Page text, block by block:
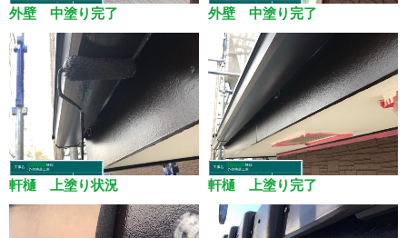
外壁 中塗り完了 外壁 中塗り完了
軒樋 上塗り状況 軒樋 上塗り完了